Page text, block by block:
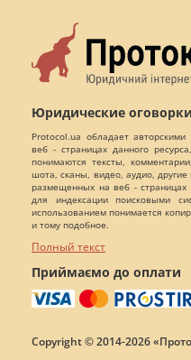
Юридические оговорки
Protocol.ua обладает
веб - страницах данного
понимаются тексты,
шота, сканы, видео, аудио,
размещенных на веб - страницах
для индексации поисковыми
использованием понимается
и тому подобное.
Полный текст
Приймаємо до оплати
Copyright © 2014-2026